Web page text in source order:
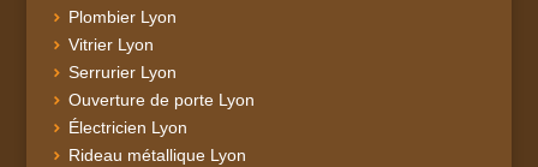
Plombier Lyon
Vitrier Lyon
Serrurier Lyon
Ouverture de porte Lyon
Électricien Lyon
Rideau métallique Lyon